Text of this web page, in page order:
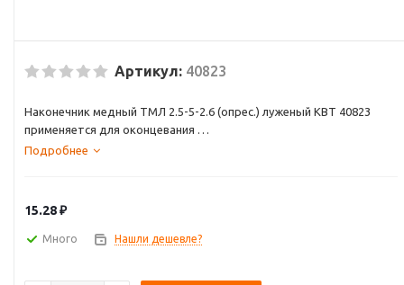
Артикул: 40823
Наконечник медный ТМЛ 2.5-5-2.6 (опрес.) луженый КВТ 40823
применяется для оконцевания
опрессовкой кабелей и проводов с медными жилами сечением 2,5
качество электрического контакта, защищает от коррозии.
Подробнее
15.28₽
Много Нашли дешевле?